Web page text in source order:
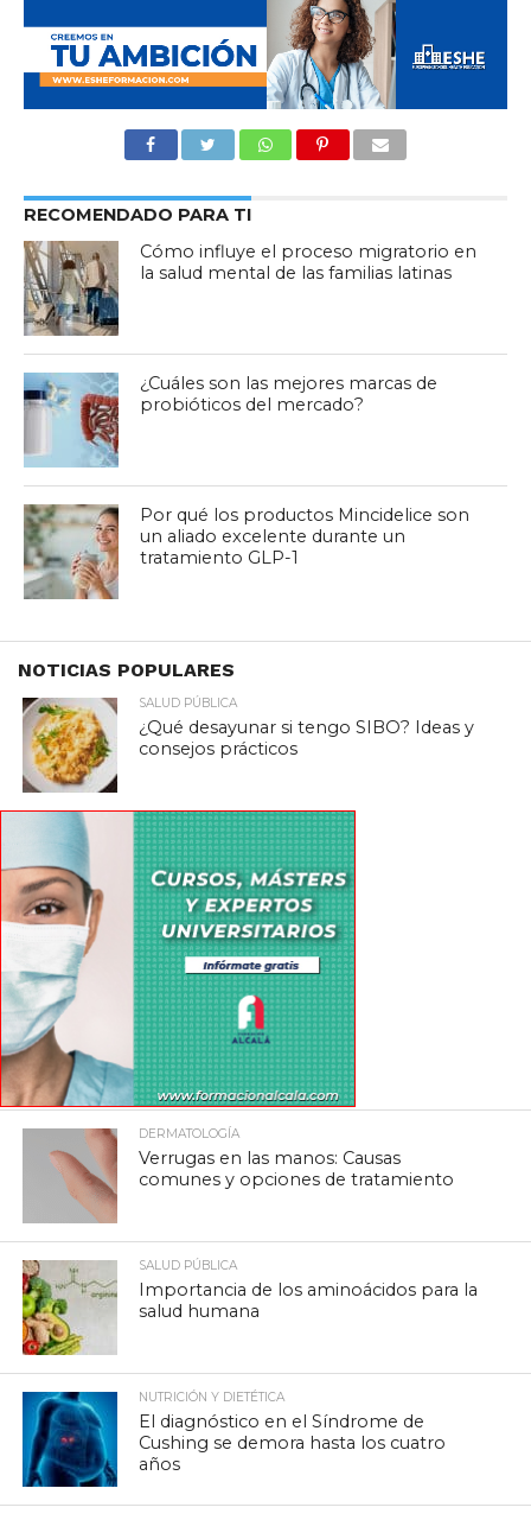
RECOMENDADO PARA TI
Cómo influye el proceso migratorio en
la salud mental de las familias latinas
¿Cuáles son las mejores marcas de
probióticos del mercado?
Por qué los productos Mincidelice son
un aliado excelente durante un
tratamiento GLP-1
NOTICIAS POPULARES
SALUD PÚBLICA
¿Qué desayunar si tengo SIBO? Ideas y
consejos prácticos
DERMATOLOGÍA
Verrugas en las manos: Causas
comunes y opciones de tratamiento
SALUD PÚBLICA
Importancia de los aminoácidos para la
salud humana
NUTRICIÓN Y DIETÉTICA
El diagnóstico en el Síndrome de
Cushing se demora hasta los cuatro
años